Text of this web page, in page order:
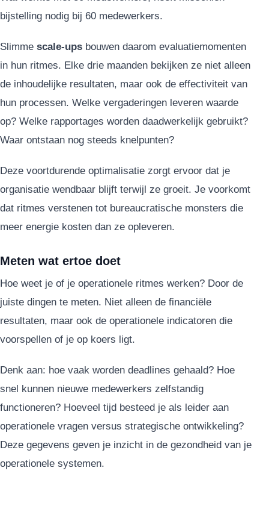
bijstelling nodig bij 60 medewerkers.
Slimme scale-ups bouwen daarom evaluatiemomenten
in hun ritmes. Elke drie maanden bekijken ze niet alleen
de inhoudelijke resultaten, maar ook de effectiviteit van
hun processen. Welke vergaderingen leveren waarde
op? Welke rapportages worden daadwerkelijk gebruikt?
Waar ontstaan nog steeds knelpunten?
Deze voortdurende optimalisatie zorgt ervoor dat je
organisatie wendbaar blijft terwijl ze groeit. Je voorkomt
dat ritmes verstenen tot bureaucratische monsters die
meer energie kosten dan ze opleveren.
Meten wat ertoe doet
Hoe weet je of je operationele ritmes werken? Door de
juiste dingen te meten. Niet alleen de financiële
resultaten, maar ook de operationele indicatoren die
voorspellen of je op koers ligt.
Denk aan: hoe vaak worden deadlines gehaald? Hoe
snel kunnen nieuwe medewerkers zelfstandig
functioneren? Hoeveel tijd besteed je als leider aan
operationele vragen versus strategische ontwikkeling?
Deze gegevens geven je inzicht in de gezondheid van je
operationele systemen.